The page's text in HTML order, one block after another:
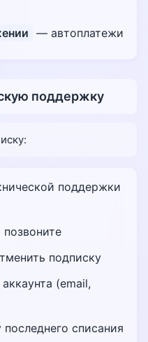
— автоплатежи
поддержку
поддержки
подписку
(email,
списания